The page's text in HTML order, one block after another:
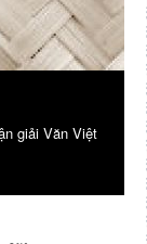
giải Văn Việt